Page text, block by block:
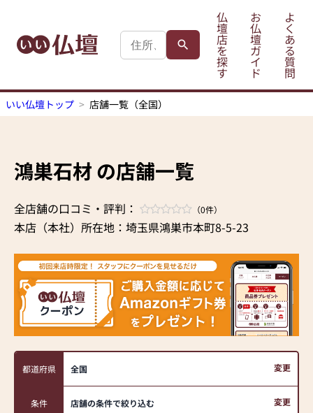
仏
壇
店
を
探
す
お
仏
壇
ガ
イ
ド
よ
く
あ
る
質
問
いい仏壇トップ 店舗一覧（全国）
鴻巣石材 の店舗一覧
全店舗の口コミ・評判： （0件）
本店（本社）所在地：埼玉県鴻巣市本町8-5-23
都道府県 全国 変更
条件 店舗の条件で絞り込む 変更